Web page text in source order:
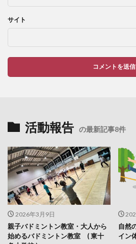
サイト
活動報告 の最新記事8件
2026年3月9日
親子バドミントン教室・大人から
始めるバドミントン教室 ( 東十
自然
イン